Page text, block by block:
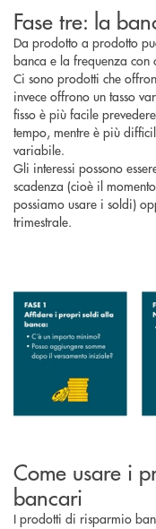
Fase tre: la
Da prodotto a prodotto
banca e la frequenza con
Ci sono prodotti che
invece offrono un tasso
fisso è più facile
tempo, mentre è più
variabile.
Gli interessi possono
scadenza (cioè il
possiamo usare i soldi)
trimestrale.
Come usare i
bancari
I prodotti di risparmio